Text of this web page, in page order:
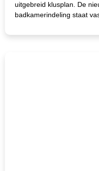
uitgebreid klusplan. De
badkamerindeling staat